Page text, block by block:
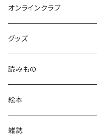
オンラインクラブ
グッズ
読みもの
小学低学年〜
小学中学年〜
絵本
0〜2歳〜
雑誌